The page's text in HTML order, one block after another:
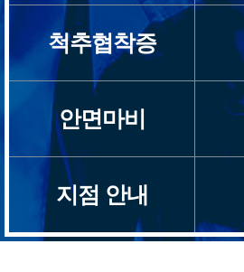
척추협착증
안면마비
지점 안내
모커리소개
브랜드스토리